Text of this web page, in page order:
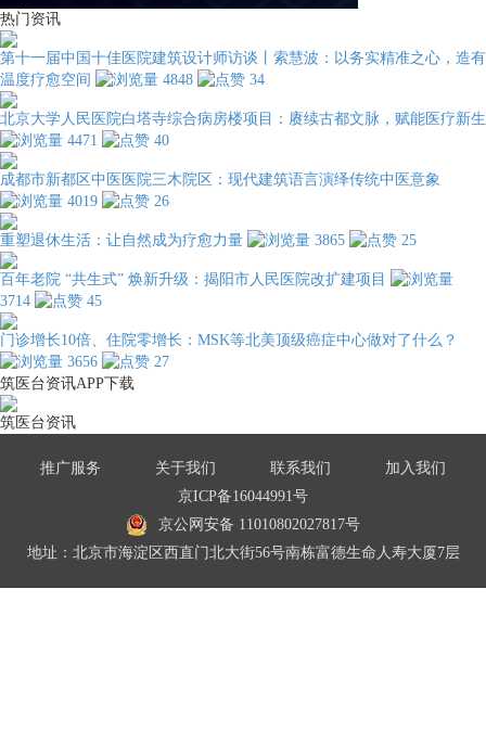
热门资讯
第十一届中国十佳医院建筑设计师访谈丨索慧波：以务实精准之心，造有
温度疗愈空间
4848 34
北京大学人民医院白塔寺综合病房楼项目：赓续古都文脉，赋能医疗新生
4471
40
成都市新都区中医医院三木院区：现代建筑语言演绎传统中医意象
4019
26
重塑退休生活：让自然成为疗愈力量 3865 25
百年老院 “共生式” 焕新升级：揭阳市人民医院改扩建项目
3714
45
门诊增长10倍、住院零增长：MSK等北美顶级癌症中心做对了什么？
3656
27
筑医台资讯APP下载
筑医台资讯
推广服务 关于我们 联系我们
加入我们
京ICP备16044991号
京公网安备 11010802027817号
地址：北京市海淀区西直门北大街56号南栋富德生命人寿大厦7层